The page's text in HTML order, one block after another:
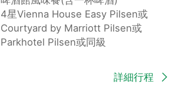
4星Vienna House Easy Pilsen或
Courtyard by Marriott Pilsen或
Parkhotel Pilsen或同級
詳細行程